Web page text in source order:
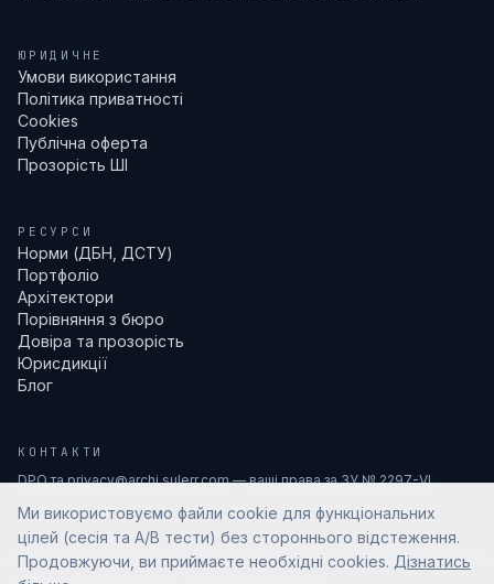
ЮРИДИЧНЕ
Умови використання
Політика приватності
Cookies
Публічна оферта
Прозорість ШІ
РЕСУРСИ
Норми (ДБН, ДСТУ)
Портфоліо
Архітектори
Порівняння з бюро
Довіра та прозорість
Юрисдикції
Блог
КОНТАКТИ
DPO та privacy@archi.sulerr.com — ваші права за ЗУ № 2297-VI.
Ми використовуємо файли cookie для функціональних
цілей (сесія та A/B тести) без стороннього відстеження.
Продовжуючи, ви приймаєте необхідні cookies. Дізнатись